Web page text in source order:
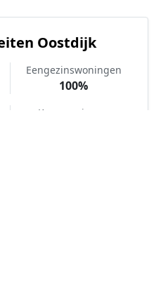
Oostdijk
Eengezinswoningen
100%
Koopwoningen